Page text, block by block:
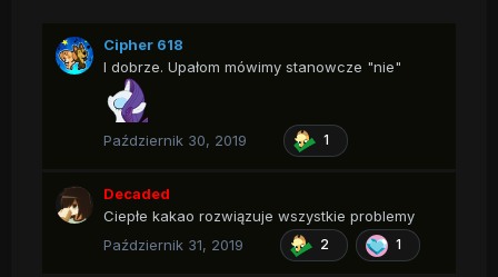
Cipher 618
I dobrze. Upałom mówimy stanowcze "nie"
Październik 30, 2019 1
Decaded
Ciepłe kakao rozwiązuje wszystkie problemy
Październik 31, 2019
2 1